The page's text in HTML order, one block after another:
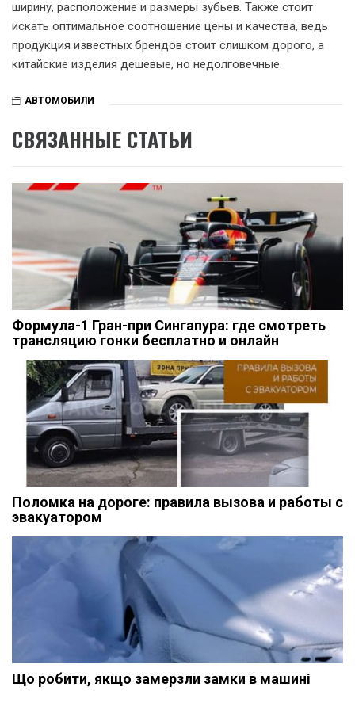
ширину, расположение и размеры зубьев. Также стоит
искать оптимальное соотношение цены и качества, ведь
продукция известных брендов стоит слишком дорого, а
китайские изделия дешевые, но недолговечные.
АВТОМОБИЛИ
СВЯЗАННЫЕ СТАТЬИ
Формула-1 Гран-при Сингапура: где смотреть
трансляцию гонки бесплатно и онлайн
Поломка на дороге: правила вызова и работы с
эвакуатором
Що робити, якщо замерзли замки в машині